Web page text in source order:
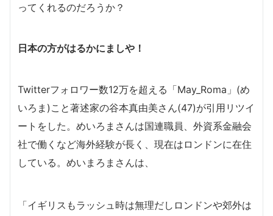
ってくれるのだろうか？
日本の方がはるかにましや！
Twitterフォロワー数12万を超える「May_Roma」(め
いろま)こと著述家の谷本真由美さん(47)が引用リツイ
ートをした。めいろまさんは国連職員、外資系金融会
社で働くなど海外経験が長く、現在はロンドンに在住
している。めいまろまさんは、
「イギリスもラッシュ時は無理だしロンドンや郊外は